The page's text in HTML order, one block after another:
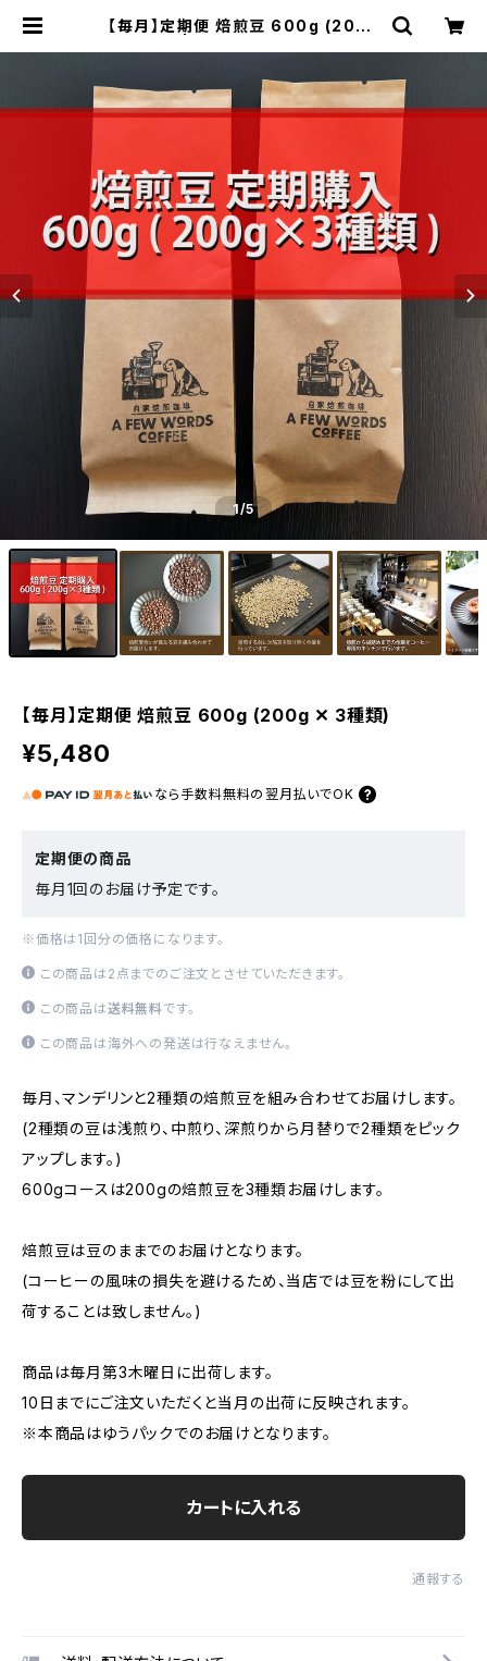
【毎月】定期便 焙煎豆 600g (200g
1/5
【毎月】定期便 焙煎豆 600g (200g ✕ 3種類)
¥5,480
なら 手数料無料の 翌月払いでOK
定期便の商品
毎月1回のお届け予定です。
※価格は1回分の価格になります。
この商品は2点までのご注文とさせていただきます。
この商品は送料無料です。
この商品は海外への発送は行なえません。
毎月、マンデリンと2種類の焙煎豆を組み合わせてお届けします。
(2種類の豆は浅煎り、中煎り、深煎りから月替りで2種類をピック
アップします。)
600gコースは200gの焙煎豆を3種類お届けします。
焙煎豆は豆のままでのお届けとなります。
(コーヒーの風味の損失を避けるため、当店では豆を粉にして出
荷することは致しません。)
商品は毎月第3木曜日に出荷します。
10日までにご注文いただくと当月の出荷に反映されます。
※本商品はゆうパックでのお届けとなります。
カートに入れる
通報する